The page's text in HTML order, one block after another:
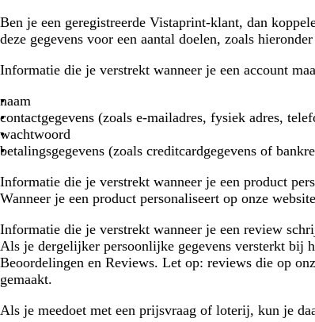
Ben je een geregistreerde Vistaprint-klant, dan
deze gegevens voor een aantal doelen, zoals
Informatie die je verstrekt wanneer je een account
naam
contactgegevens (zoals e-mailadres, fysiek adres,
wachtwoord
betalingsgegevens (zoals creditcardgegevens of
Informatie die je verstrekt wanneer je een product
Wanneer je een product personaliseert op onze
Informatie die je verstrekt wanneer je een review
Als je dergelijker persoonlijke gegevens versterkt bij
Beoordelingen en Reviews. Let op: reviews die op
gemaakt.
Als je meedoet met een prijsvraag of loterij, kun je